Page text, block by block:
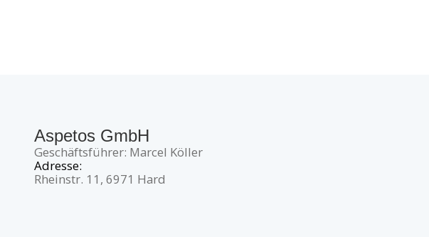
Aspetos GmbH
Geschäftsführer: Marcel Köller
Adresse:
Rheinstr. 11, 6971 Hard